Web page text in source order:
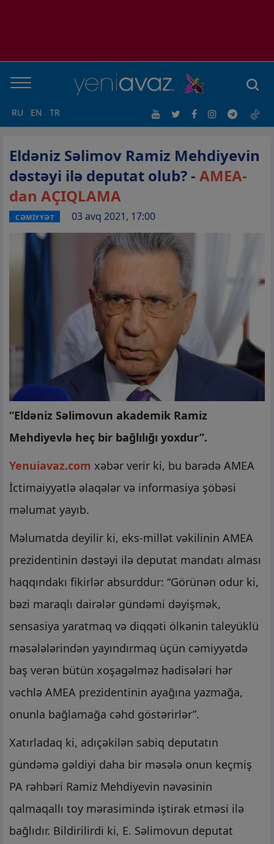
RU EN TR
Eldəniz Səlimov Ramiz Mehdiyevin
dəstəyi ilə deputat olub? - AMEA-
dan AÇIQLAMA
CƏMİYYƏT 03 avq 2021, 17:00
“Eldəniz Səlimovun akademik Ramiz
Mehdiyevlə heç bir bağlılığı yoxdur”.
Yenuiavaz.com xəbər verir ki, bu barədə AMEA
İctimaiyyətlə əlaqələr və informasiya şöbəsi
məlumat yayıb.
Məlumatda deyilir ki, eks-millət vəkilinin AMEA
prezidentinin dəstəyi ilə deputat mandatı alması
haqqındakı fikirlər absurddur: “Görünən odur ki,
bəzi maraqlı dairələr gündəmi dəyişmək,
sensasiya yaratmaq və diqqəti ölkənin taleyüklü
məsələlərindən yayındırmaq üçün cəmiyyətdə
baş verən bütün xoşagəlməz hadisələri hər
vəchlə AMEA prezidentinin ayağına yazmağa,
onunla bağlamağa cəhd göstərirlər”.
Xatırladaq ki, adıçəkilən sabiq deputatın
gündəmə gəldiyi daha bir məsələ onun keçmiş
PA rəhbəri Ramiz Mehdiyevin nəvəsinin
qalmaqallı toy mərasimində iştirak etməsi ilə
bağlıdır. Bildirilirdi ki, E. Səlimovun deputat